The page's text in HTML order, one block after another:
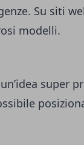
Su siti
modelli.
super